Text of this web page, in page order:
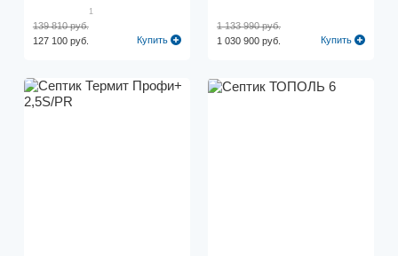
1
127 100 руб.
139 810 руб.
Купить
1 030 900 руб.
1 133 990 руб.
Купить